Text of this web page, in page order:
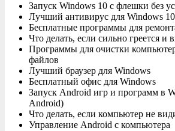
Запуск Windows 10 с флешки без
Лучший антивирус для Windows 10
Бесплатные программы для
Что делать, если сильно греется и
Программы для очистки
файлов
Лучший браузер для Windows
Бесплатный офис для Windows
Запуск Android игр и программ в
Android)
Что делать, если компьютер не
Управление Android с компьютера